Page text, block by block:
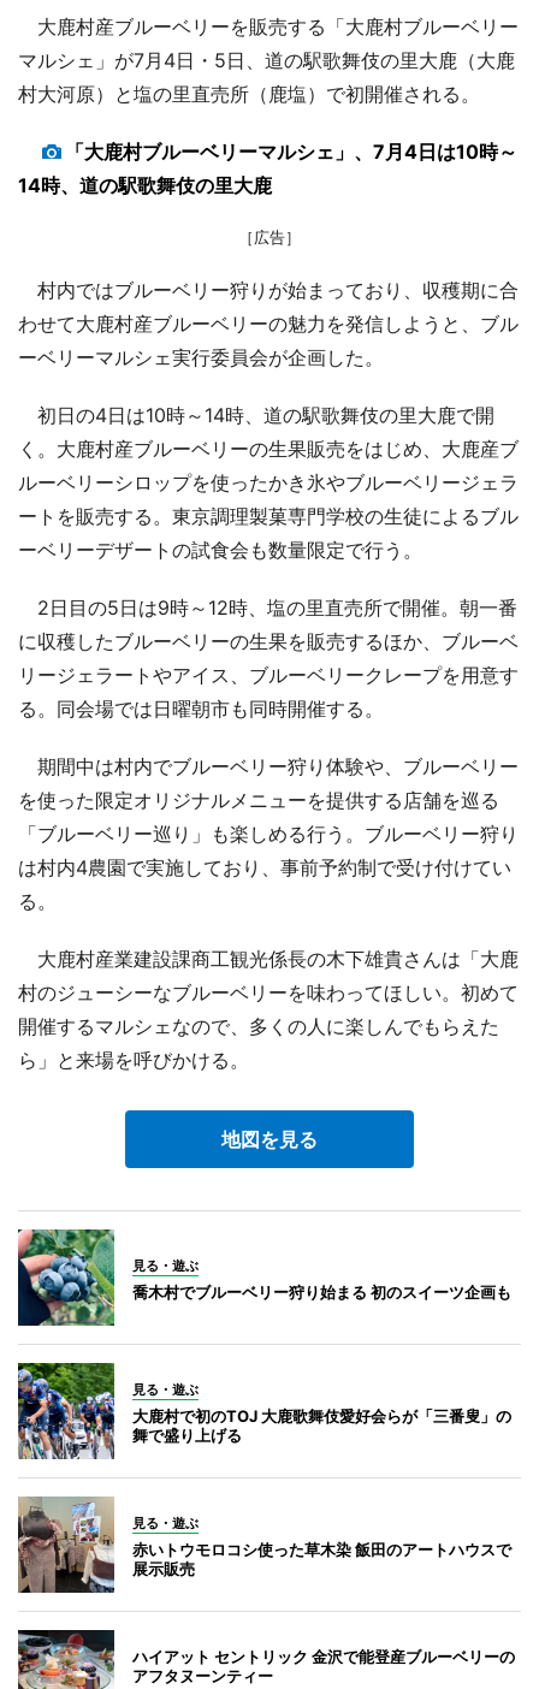
大鹿村産ブルーベリーを販売する「大鹿村ブルーベリー
マルシェ」が7月4日・5日、道の駅歌舞伎の里大鹿（大鹿
村大河原）と塩の里直売所（鹿塩）で初開催される。
「大鹿村ブルーベリーマルシェ」、7月4日は10時～
14時、道の駅歌舞伎の里大鹿
［広告］
村内ではブルーベリー狩りが始まっており、収穫期に合
わせて大鹿村産ブルーベリーの魅力を発信しようと、ブル
ーベリーマルシェ実行委員会が企画した。
初日の4日は10時～14時、道の駅歌舞伎の里大鹿で開
く。大鹿村産ブルーベリーの生果販売をはじめ、大鹿産ブ
ルーベリーシロップを使ったかき氷やブルーベリージェラ
ートを販売する。東京調理製菓専門学校の生徒によるブル
ーベリーデザートの試食会も数量限定で行う。
2日目の5日は9時～12時、塩の里直売所で開催。朝一番
に収穫したブルーベリーの生果を販売するほか、ブルーベ
リージェラートやアイス、ブルーベリークレープを用意す
る。同会場では日曜朝市も同時開催する。
期間中は村内でブルーベリー狩り体験や、ブルーベリー
を使った限定オリジナルメニューを提供する店舗を巡る
「ブルーベリー巡り」も楽しめる行う。ブルーベリー狩り
は村内4農園で実施しており、事前予約制で受け付けてい
る。
大鹿村産業建設課商工観光係長の木下雄貴さんは「大鹿
村のジューシーなブルーベリーを味わってほしい。初めて
開催するマルシェなので、多くの人に楽しんでもらえた
ら」と来場を呼びかける。
地図を見る
見る・遊ぶ
喬木村でブルーベリー狩り始まる 初のスイーツ企画も
見る・遊ぶ
大鹿村で初のTOJ 大鹿歌舞伎愛好会らが「三番叟」の
舞で盛り上げる
見る・遊ぶ
赤いトウモロコシ使った草木染 飯田のアートハウスで
展示販売
ハイアット セントリック 金沢で能登産ブルーベリーの
アフタヌーンティー